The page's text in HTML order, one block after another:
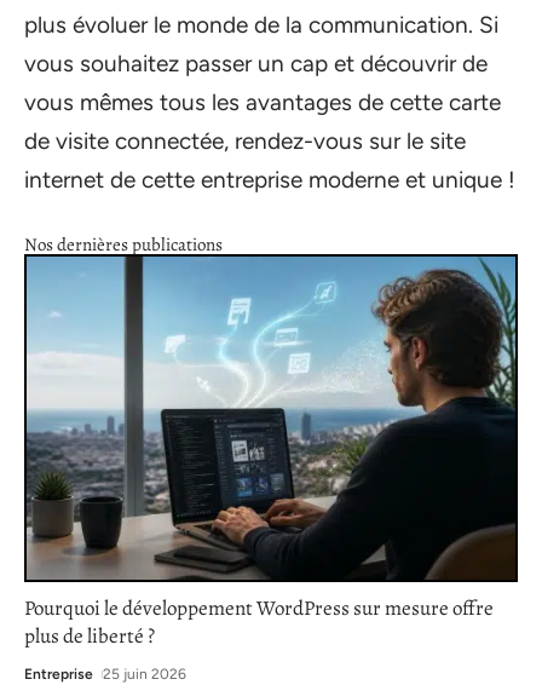
plus évoluer le monde de la communication. Si
vous souhaitez passer un cap et découvrir de
vous mêmes tous les avantages de cette carte
de visite connectée, rendez-vous sur le site
internet de cette entreprise moderne et unique !
Nos dernières publications
Pourquoi le développement WordPress sur mesure offre
plus de liberté ?
Entreprise 25 juin 2026